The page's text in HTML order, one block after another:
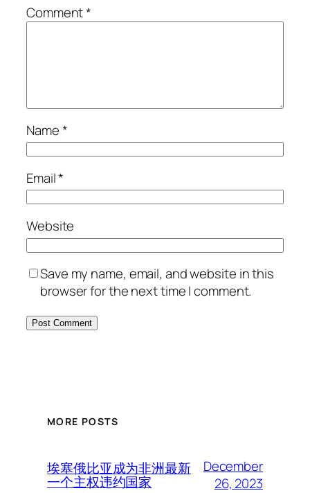
Comment*
Name*
Email*
Website
Save my name, email, and website in this
browser for the next time I comment.
MORE POSTS
埃塞俄比亚成为非洲最新
一个主权违约国家
December
26, 2023